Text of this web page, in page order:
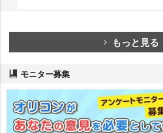
もっと見る
モニター募集